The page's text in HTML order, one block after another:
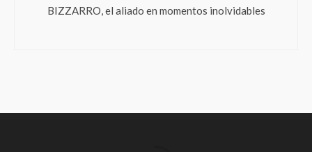
BIZZARRO, el aliado en momentos inolvidables